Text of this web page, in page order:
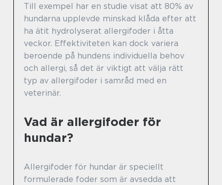
Till exempel har en studie visat att 80% av
hundarna upplevde minskad klåda efter att
ha ätit hydrolyserat allergifoder i åtta
veckor. Effektiviteten kan dock variera
beroende på hundens individuella behov
och allergi, så det är viktigt att välja rätt
typ av allergifoder i samråd med en
veterinär.
Vad är allergifoder för
hundar?
Allergifoder för hundar är speciellt
formulerade foder som är avsedda att